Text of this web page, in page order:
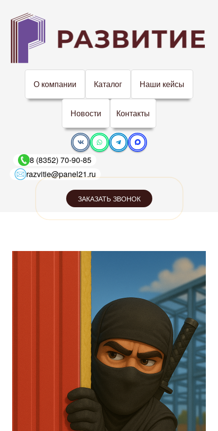
О компании Каталог Наши кейсы
Новости Контакты
8 (8352) 70-90-85
razvitie@panel21.ru
ЗАКАЗАТЬ ЗВОНОК